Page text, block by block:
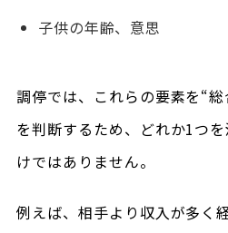
子供の年齢、意思
調停では、これらの要素を“
を判断するため、どれか1つ
けではありません。
例えば、相手より収入が多く